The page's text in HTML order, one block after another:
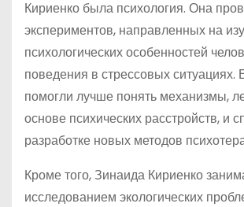
Кириенко была психология. Она
экспериментов, направленных на
психологических особенностей
поведения в стрессовых ситуациях.
помогли лучше понять механизмы,
основе психических расстройств, и
разработке новых методов
Кроме того, Зинаида Кириенко
исследованием экологических